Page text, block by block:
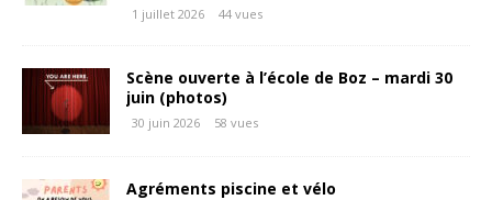
1 juillet 2026 44 vues
Scène ouverte à l’école de Boz – mardi 30
juin (photos)
30 juin 2026 58 vues
Agréments piscine et vélo